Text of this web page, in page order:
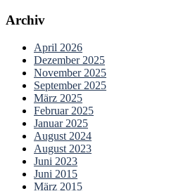
Archiv
April 2026
Dezember 2025
November 2025
September 2025
März 2025
Februar 2025
Januar 2025
August 2024
August 2023
Juni 2023
Juni 2015
März 2015